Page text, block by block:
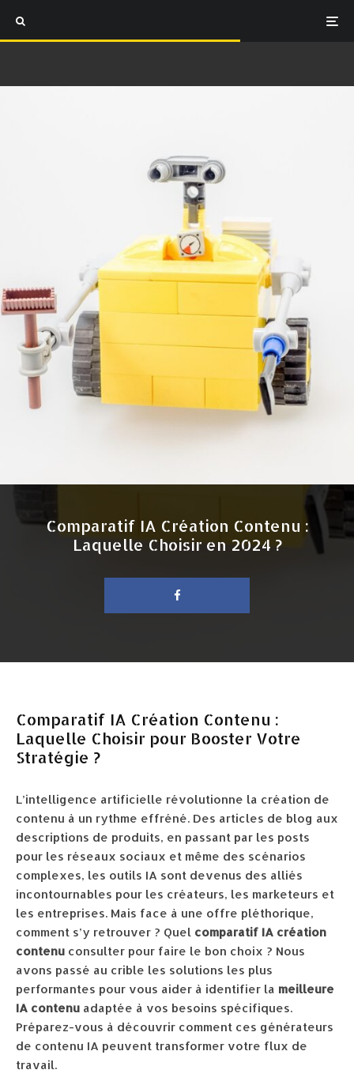
Comparatif IA Création Contenu :
Laquelle Choisir en 2024 ?
Comparatif IA Création Contenu :
Laquelle Choisir pour Booster Votre
Stratégie ?
L’intelligence artificielle révolutionne la création de
contenu à un rythme effréné. Des articles de blog aux
descriptions de produits, en passant par les posts
pour les réseaux sociaux et même des scénarios
complexes, les outils IA sont devenus des alliés
incontournables pour les créateurs, les marketeurs et
les entreprises. Mais face à une offre pléthorique,
comment s’y retrouver ? Quel comparatif IA création
contenu consulter pour faire le bon choix ? Nous
avons passé au crible les solutions les plus
performantes pour vous aider à identifier la meilleure
IA contenu adaptée à vos besoins spécifiques.
Préparez-vous à découvrir comment ces générateurs
de contenu IA peuvent transformer votre flux de
travail.